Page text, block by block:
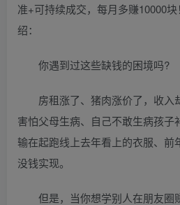
准+可持续成交，每月多赚10000
绍：
你遇到过这些缺钱的困境吗?
房租涨了、猪肉涨价了，收入
害怕父母生病、自己不敢生病孩子
输在起跑线上去年看上的衣服、前
没钱实现。
但是，当你想学别人在朋友圈